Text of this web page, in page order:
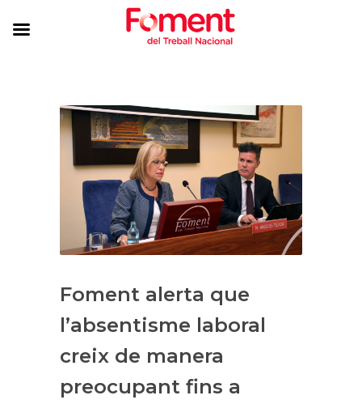
Foment alerta que
l’absentisme laboral
creix de manera
preocupant fins a